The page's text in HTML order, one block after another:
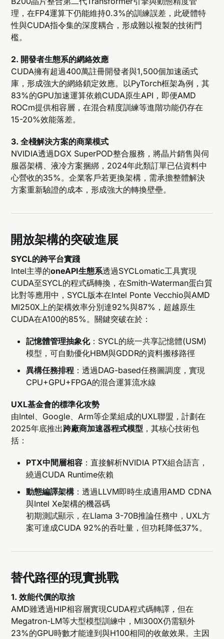
理，在FP4運算下仍能維持0.3%的訓練誤差，此硬體特
性與CUDA指令集的深度耦合，形成難以複製的技術門
檻。
2. 開發者生態系的網絡效應
CUDA擁有超過400萬註冊開發者與1,500個加速函式
庫，形成強大的網絡鎖定效應。以PyTorch框架為例，其
83%的GPU加速運算依賴CUDA原生API，即便AMD
ROCm提供相容層，在混合精度訓練等進階功能仍存在
15-20%效能落差。
3. 全棧解決方案的商業模式
NVIDIA透過DGX SuperPOD整合服務，將晶片銷售與伺
服器架構、液冷方案捆綁，2024年此類訂單已佔資料中
心營收的35%。企業客戶若更換架構，需承擔整體解決
方案重新驗證的成本，形成強大的轉換壁壘。
開放架構的突破進展
SYCL的跨平台實踐
Intel主導的oneAPI生態系透過SYCLomatic工具實現
CUDA至SYCL的程式碼轉換，在Smith-Waterman蛋白質
比對等應用中，SYCL版本在Intel Ponte Vecchio與AMD
MI250X上的架構效率分別達92%與87%，超越原生
CUDA在A100的85%。關鍵突破在於：
記憶體管理抽象化：SYCL的統一共享記憶體(USM)
模型，可自動優化HBM與GDDR的資料搬移路徑
異構任務排程 ：透過DAG-based任務圖調度，實現
CPU+GPU+FPGA的混合運算流水線
UXL基金會的標準化攻勢
由Intel、Google、Arm等企業組成的UXL聯盟，計劃在
2025年底推出跨廠商加速器程式模型 ，其核心技術包
括：
PTX中間層相容 ：直接解析NVIDIA PTX組合語言，
繞過CUDA Runtime依賴
動態編譯架構 ：透過LLVM即時生成適用AMD CDNA
與Intel Xe架構的機器碼
初期測試顯示，在Llama 3-70B推論任務中，UXL方
案可達成CUDA 92%的吞吐量，但功耗降低37%。
替代路徑的現實挑戰
1. 效能代價的取捨
AMD雖透過HIP相容層實現CUDA程式碼轉譯，但在
Megatron-LM等大型模型訓練中，MI300X仍需額外
23%的GPU時數才能達到與H100相同的收斂效果。主因